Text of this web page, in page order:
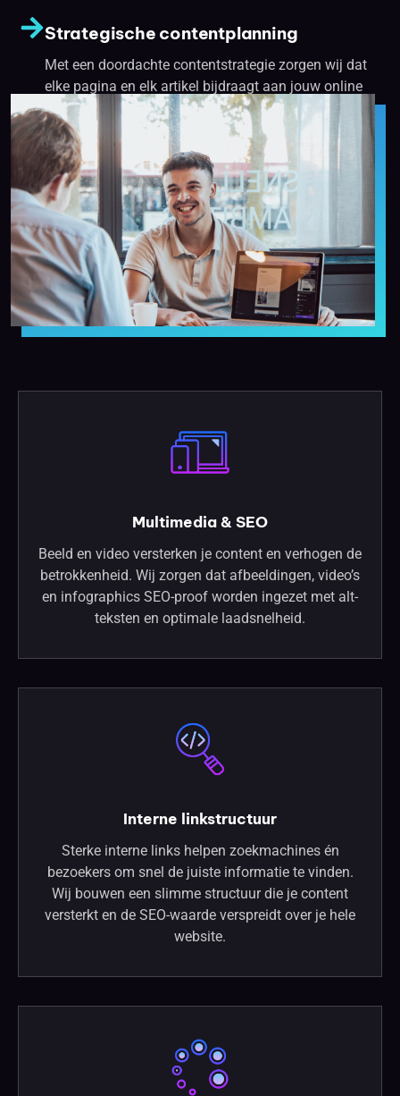
Strategische contentplanning
Met een doordachte contentstrategie zorgen wij dat
elke pagina en elk artikel bijdraagt aan jouw online
vindbaarheid. Van blogs tot landingspagina’s: alles
sluit aan bij je merkidentiteit en SEO-doelen.
Multimedia & SEO
Beeld en video versterken je content en verhogen de
betrokkenheid. Wij zorgen dat afbeeldingen, video’s
en infographics SEO-proof worden ingezet met alt-
teksten en optimale laadsnelheid.
Interne linkstructuur
Sterke interne links helpen zoekmachines én
bezoekers om snel de juiste informatie te vinden.
Wij bouwen een slimme structuur die je content
versterkt en de SEO-waarde verspreidt over je hele
website.